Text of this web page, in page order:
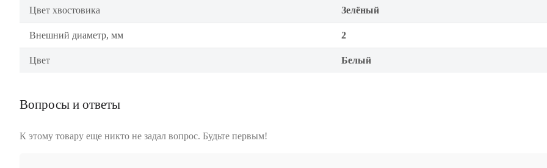
Цвет хвостовика Зелёный
Внешний диаметр, мм 2
Цвет Белый
Вопросы и ответы
К этому товару еще никто не задал вопрос. Будьте первым!